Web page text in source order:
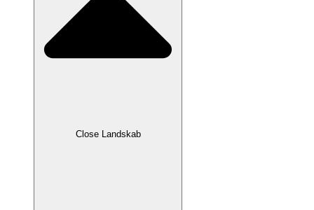
Close Landskab